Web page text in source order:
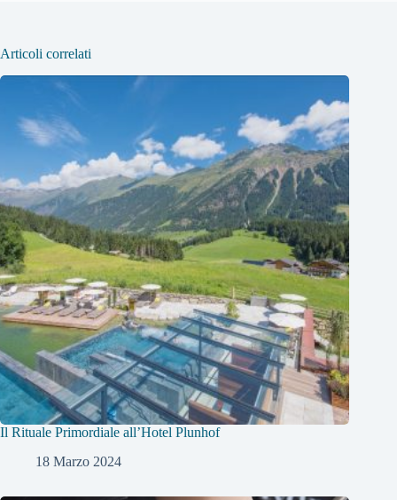
Articoli correlati
Il Rituale Primordiale all’Hotel Plunhof
18 Marzo 2024